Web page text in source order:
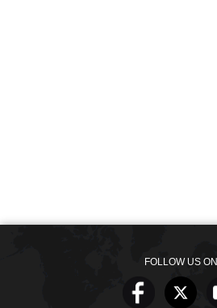
FOLLOW US ON